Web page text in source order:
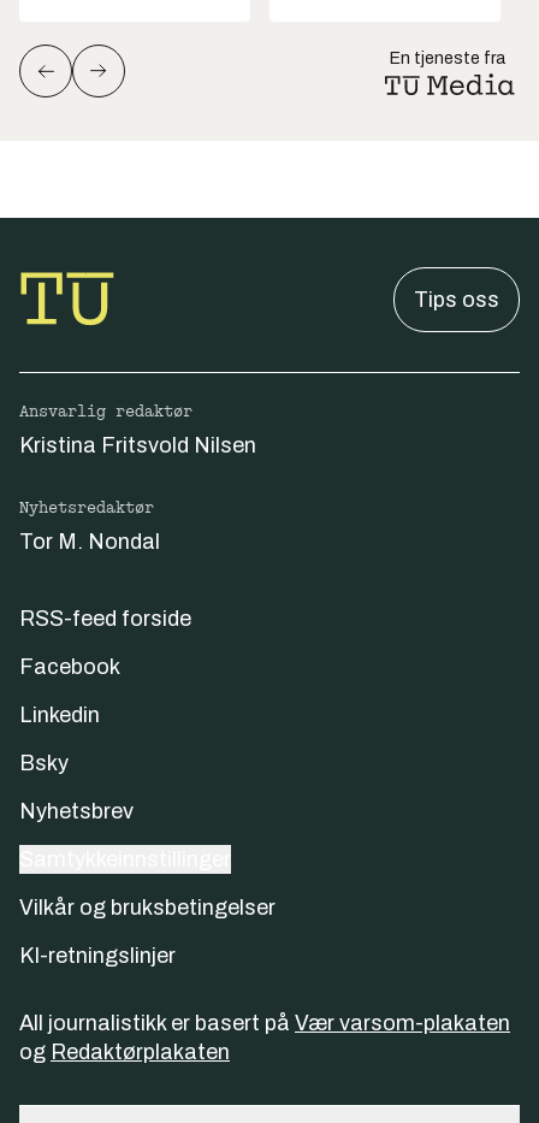
En tjeneste fra
Tips oss
Ansvarlig redaktør
Kristina Fritsvold Nilsen
Nyhetsredaktør
Tor M. Nondal
RSS-feed forside
Facebook
Linkedin
Bsky
Nyhetsbrev
Vilkår og bruksbetingelser
KI-retningslinjer
All journalistikk er basert på Vær varsom-plakaten
og Redaktørplakaten